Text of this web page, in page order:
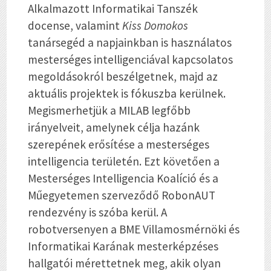
Alkalmazott Informatikai Tanszék
docense, valamint Kiss Domokos
tanársegéd a napjainkban is használatos
mesterséges intelligenciával kapcsolatos
megoldásokról beszélgetnek, majd az
aktuális projektek is fókuszba kerülnek.
Megismerhetjük a MILAB legfőbb
irányelveit, amelynek célja hazánk
szerepének erősítése a mesterséges
intelligencia területén. Ezt követően a
Mesterséges Intelligencia Koalíció és a
Műegyetemen szerveződő RobonAUT
rendezvény is szóba kerül. A
robotversenyen a BME Villamosmérnöki és
Informatikai Karának mesterképzéses
hallgatói mérettetnek meg, akik olyan